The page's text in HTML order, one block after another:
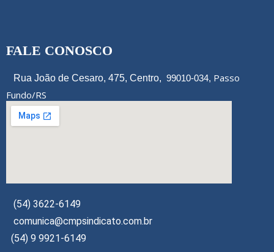
FALE CONOSCO
Rua João de Cesaro, 475, Centro, 99010-034, Passo
Fundo/RS
(54) 3622-6149
comunica@cmpsindicato.com.br
(54) 9 9921-6149